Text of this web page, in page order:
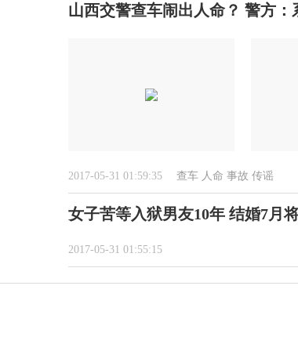
山西交警查车闹出人命？ 警方
2017-05-31 01:59:35 查车 人命 事故 传谣
女子苦等入狱男友10年 结婚7月
2017-05-31 01:55:15